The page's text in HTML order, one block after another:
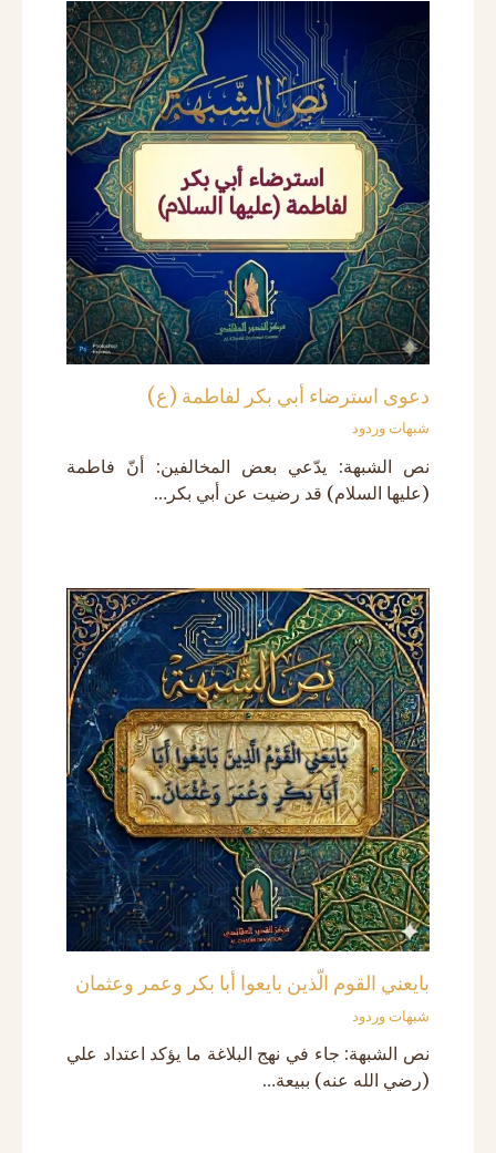
دعوى استرضاء أبي بكر لفاطمة (ع)
شبهات وردود
نص الشبهة: يدّعي بعض المخالفين: أنّ فاطمة
(عليها السلام) قد رضيت عن أبي بكر…
بايعني القوم الّذين بايعوا أبا بكر وعمر وعثمان
شبهات وردود
نص الشبهة: جاء في نهج البلاغة ما يؤكد اعتداد علي
(رضي الله عنه) ببيعة…